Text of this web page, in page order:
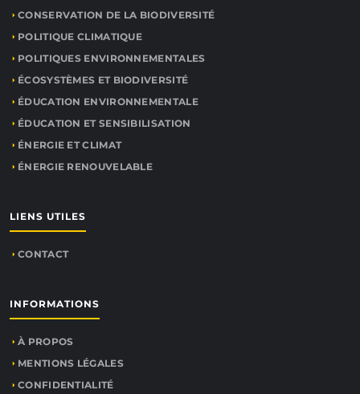
CONSERVATION DE LA BIODIVERSITÉ
POLITIQUE CLIMATIQUE
POLITIQUES ENVIRONNEMENTALES
ÉCOSYSTÈMES ET BIODIVERSITÉ
ÉDUCATION ENVIRONNEMENTALE
ÉDUCATION ET SENSIBILISATION
ÉNERGIE ET CLIMAT
ÉNERGIE RENOUVELABLE
LIENS UTILES
CONTACT
INFORMATIONS
À PROPOS
MENTIONS LÉGALES
CONFIDENTIALITÉ